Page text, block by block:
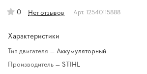
0 Нет отзывов Арт. 12540115888
Характеристики
Тип двигателя — Аккумуляторный
Производитель — STIHL